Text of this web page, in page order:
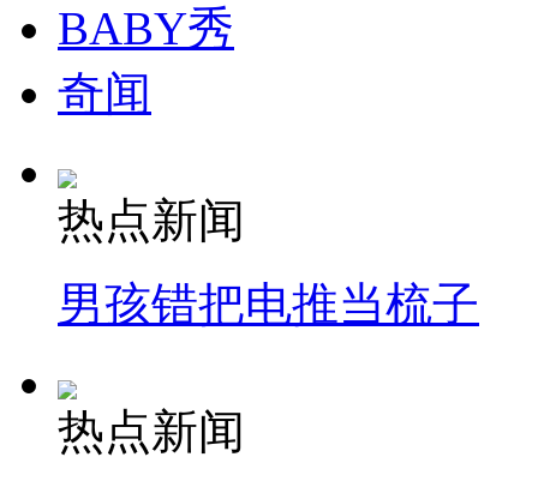
司机酒驾遇交警 急速倒车逃窜
BABY秀
奇闻
热点新闻
男孩错把电推当梳子
热点新闻